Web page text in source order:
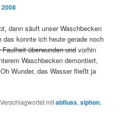
dann säuft unser Waschbecken
konnte ich heute gerade noch
Faulheit überwunden undvorhin
Waschbecken demontiert,
Wunder, das Wasser fließt ja
Verschlagwortet mitabfluss,siphon,